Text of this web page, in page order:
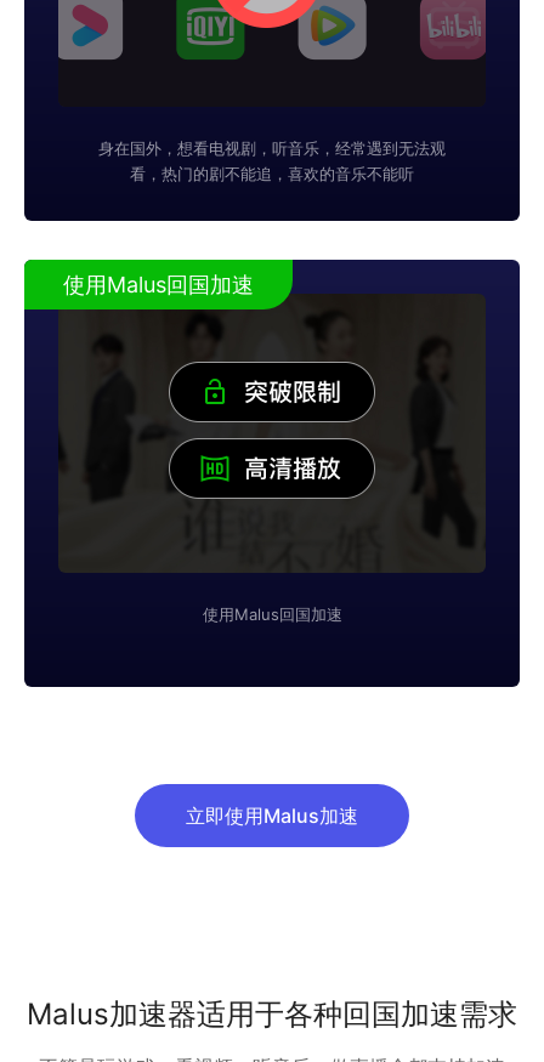
身在国外，想看电视剧，听音乐，经常遇到无法观
看，热门的剧不能追，喜欢的音乐不能听
使用Malus回国加速
使用Malus回国加速
立即使用Malus加速
Malus加速器适用于各种回国加速需求